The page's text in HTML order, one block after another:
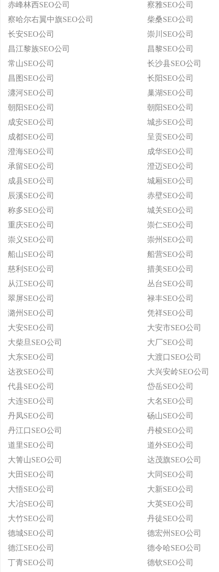
赤峰林西SEO公司
察雅SEO公司
察哈尔右翼中旗SEO公司
柴桑SEO公司
长安SEO公司
崇川SEO公司
昌江黎族SEO公司
昌黎SEO公司
常山SEO公司
长沙县SEO公司
昌图SEO公司
长阳SEO公司
瀍河SEO公司
巢湖SEO公司
朝阳SEO公司
朝阳SEO公司
成安SEO公司
城步SEO公司
成都SEO公司
呈贡SEO公司
澄海SEO公司
成华SEO公司
承留SEO公司
澄迈SEO公司
成县SEO公司
城厢SEO公司
辰溪SEO公司
赤壁SEO公司
称多SEO公司
城关SEO公司
重庆SEO公司
崇仁SEO公司
崇义SEO公司
崇州SEO公司
船山SEO公司
船营SEO公司
慈利SEO公司
措美SEO公司
从江SEO公司
丛台SEO公司
翠屏SEO公司
禄丰SEO公司
潞州SEO公司
凭祥SEO公司
大安SEO公司
大安市SEO公司
大柴旦SEO公司
大厂SEO公司
大东SEO公司
大渡口SEO公司
达孜SEO公司
大兴安岭SEO公司
代县SEO公司
岱岳SEO公司
大连SEO公司
大名SEO公司
丹凤SEO公司
砀山SEO公司
丹江口SEO公司
丹棱SEO公司
道里SEO公司
道外SEO公司
大箐山SEO公司
达茂旗SEO公司
大田SEO公司
大同SEO公司
大悟SEO公司
大新SEO公司
大冶SEO公司
大英SEO公司
大竹SEO公司
丹徒SEO公司
德城SEO公司
德宏州SEO公司
德江SEO公司
德令哈SEO公司
丁青SEO公司
德钦SEO公司